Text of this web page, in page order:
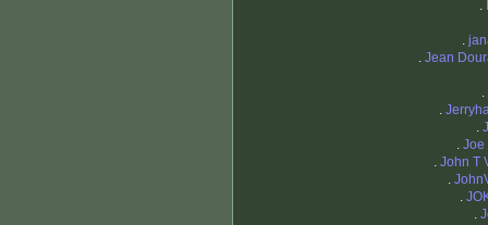
.
.
. Jean
.
.
.
. Joe
. John T
.
.
.